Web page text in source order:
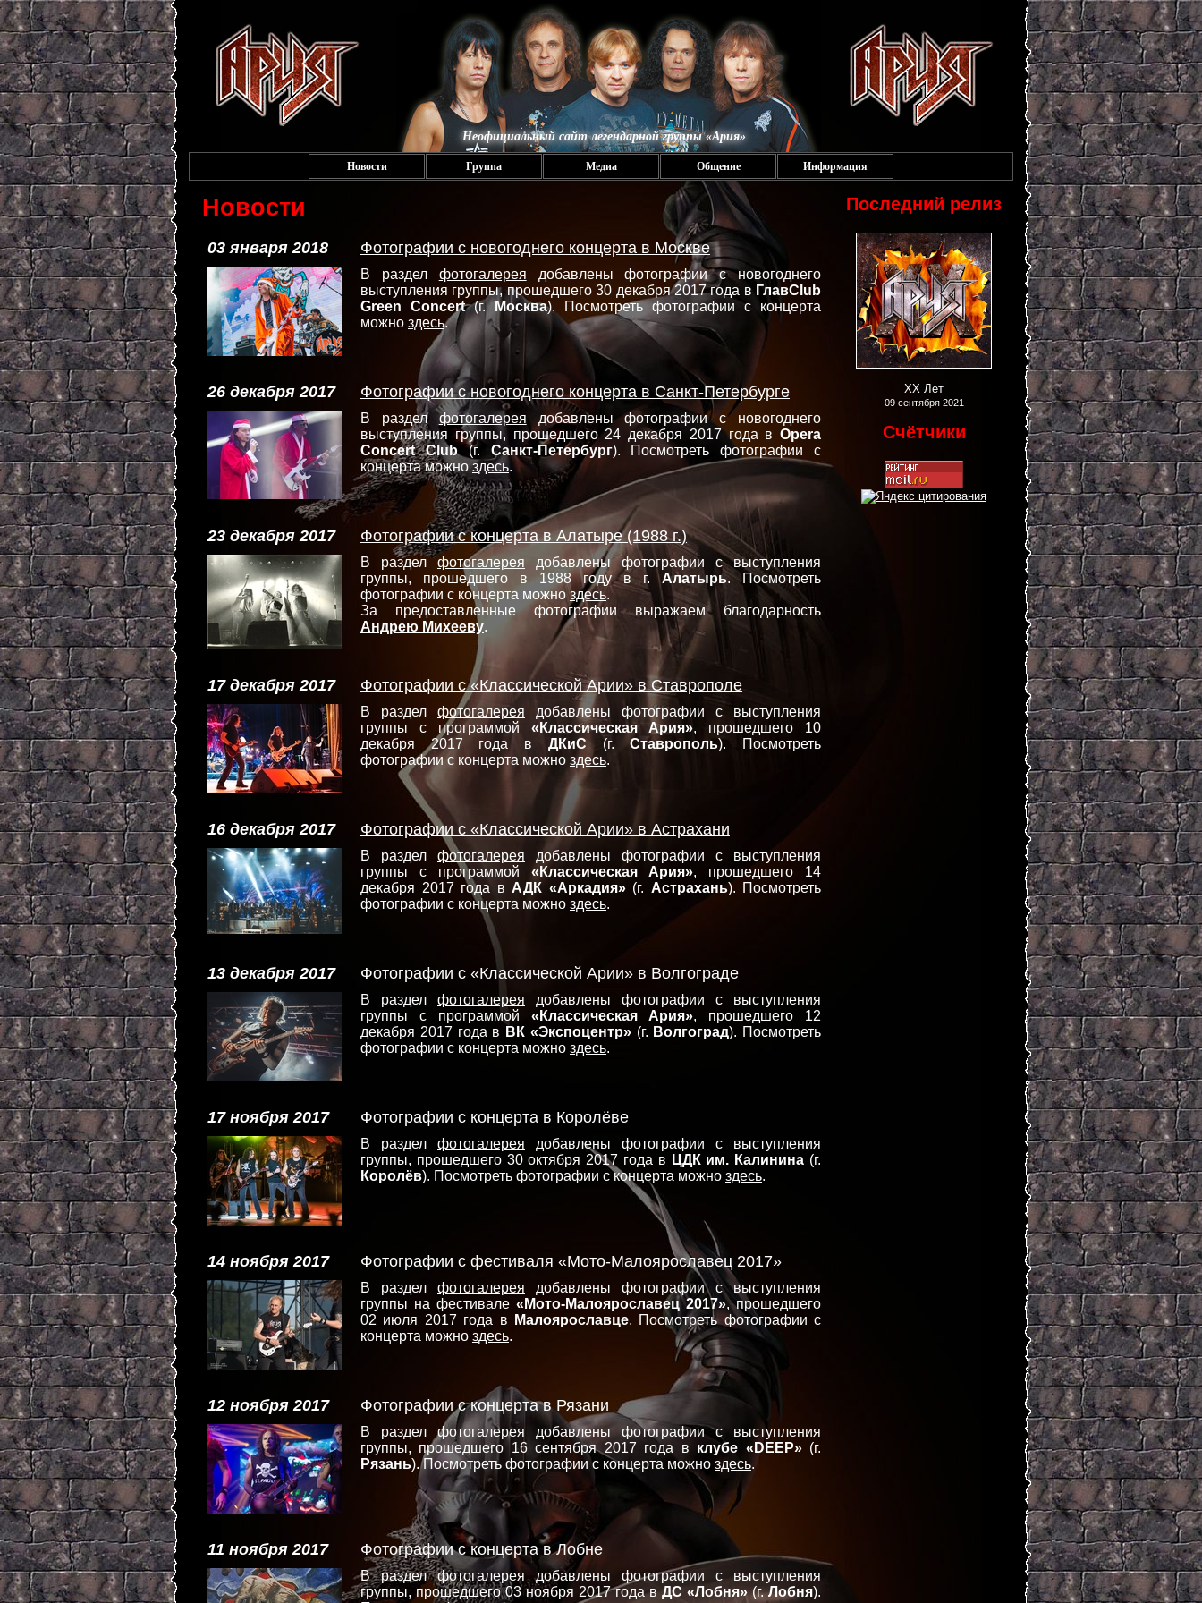
Неофициальный сайт легендарной группы «Ария»
Новости Группа Медиа Общение Информация
Последний релиз
XX Лет
09 сентября 2021
Счётчики
Новости
03 января 2018 Фотографии с новогоднего концерта в Москве
В раздел фотогалерея добавлены фотографии с новогоднего
выступления группы, прошедшего 30 декабря 2017 года в ГлавClub
Green Concert(г. Москва). Посмотреть фотографии с концерта
можно здесь.
26 декабря 2017 Фотографии с новогоднего концерта в Санкт-Петербурге
В раздел фотогалерея добавлены фотографии с новогоднего
выступления группы, прошедшего 24 декабря 2017 года в Opera
Concert Club(г. Санкт-Петербург). Посмотреть фотографии с
концерта можноздесь.
23 декабря 2017 Фотографии с концерта в Алатыре (1988 г.)
В разделфотогалерея добавлены фотографии с выступления
группы, прошедшего в 1988 году в г.Алатырь. Посмотреть
фотографии с концерта можноздесь.
За предоставленные фотографии выражаем благодарность
Андрею Михееву.
17 декабря 2017 Фотографии с «Классической Арии» в Ставрополе
В раздел фотогалерея добавлены фотографии с выступления
группы с программой «Классическая Ария», прошедшего 10
декабря 2017 года в ДКиС(г.Ставрополь). Посмотреть
фотографии с концерта можно здесь.
16 декабря 2017 Фотографии с «Классической Арии» в Астрахани
В раздел фотогалерея добавлены фотографии с выступления
группы с программой «Классическая Ария», прошедшего 14
декабря 2017 года в АДК «Аркадия»(г. Астрахань). Посмотреть
фотографии с концерта можно здесь.
13 декабря 2017 Фотографии с «Классической Арии» в Волгограде
В раздел фотогалерея добавлены фотографии с выступления
группы с программой «Классическая Ария», прошедшего 12
декабря 2017 года в ВК «Экспоцентр»(г. Волгоград). Посмотреть
фотографии с концерта можно здесь.
17 ноября 2017 Фотографии с концерта в Королёве
В раздел фотогалерея добавлены фотографии с выступления
группы, прошедшего 30 октября 2017 года в ЦДК им. Калинина (г.
Королёв). Посмотреть фотографии с концерта можно здесь.
14 ноября 2017 Фотографии с фестиваля «Мото-Малоярославец 2017»
В раздел фотогалерея добавлены фотографии с выступления
группы на фестивале «Мото-Малоярославец 2017», прошедшего
02 июля 2017 года в
Малоярославце. Посмотреть фотографии с
концерта можно здесь.
12 ноября 2017 Фотографии с концерта в Рязани
В разделфотогалерея добавлены фотографии с выступления
группы, прошедшего 16 сентября 2017 года в клубе «DEEP»(г.
Рязань). Посмотреть фотографии с концерта можно здесь.
11 ноября 2017 Фотографии с концерта в Лобне
В разделфотогалереядобавлены фотографии с выступления
группы, прошедшего 03 ноября 2017 года вДС «Лобня»(г.Лобня).